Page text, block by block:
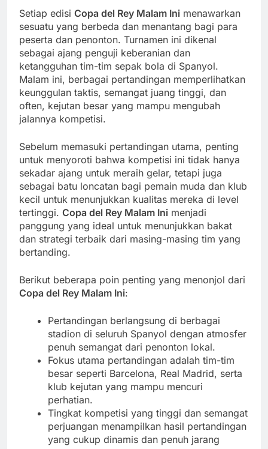
Setiap edisi Copa del Rey Malam Ini menawarkan
sesuatu yang berbeda dan menantang bagi para
peserta dan penonton. Turnamen ini dikenal
sebagai ajang penguji keberanian dan
ketangguhan tim-tim sepak bola di Spanyol.
Malam ini, berbagai pertandingan memperlihatkan
keunggulan taktis, semangat juang tinggi, dan
often, kejutan besar yang mampu mengubah
jalannya kompetisi.
Sebelum memasuki pertandingan utama, penting
untuk menyoroti bahwa kompetisi ini tidak hanya
sekadar ajang untuk meraih gelar, tetapi juga
sebagai batu loncatan bagi pemain muda dan klub
kecil untuk menunjukkan kualitas mereka di level
tertinggi. Copa del Rey Malam Ini menjadi
panggung yang ideal untuk menunjukkan bakat
dan strategi terbaik dari masing-masing tim yang
bertanding.
Berikut beberapa poin penting yang menonjol dari
Copa del Rey Malam Ini:
Pertandingan berlangsung di berbagai
stadion di seluruh Spanyol dengan atmosfer
penuh semangat dari penonton lokal.
Fokus utama pertandingan adalah tim-tim
besar seperti Barcelona, Real Madrid, serta
klub kejutan yang mampu mencuri
perhatian.
Tingkat kompetisi yang tinggi dan semangat
perjuangan menampilkan hasil pertandingan
yang cukup dinamis dan penuh jarang